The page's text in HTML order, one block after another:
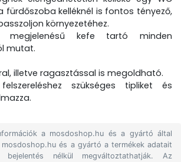
fürdőszoba kelléknél is fontos tényező,
környezetéhez.
kefe tartó minden
mutat.
illetve ragasztással is megoldható.
szükséges tipliket és
a mosdoshop.hu és a gyártó által
és a gyártó a termékek adatait
bejelentés nélkül megváltoztathatják. Az